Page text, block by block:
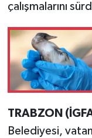
çalışmalarını
TRABZON
Belediyesi,